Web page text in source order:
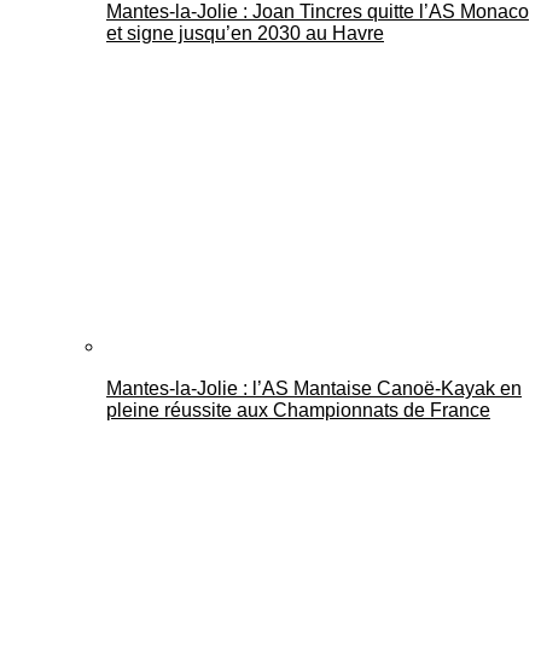
Mantes-la-Jolie : Joan Tincres quitte l’AS Monaco
et signe jusqu’en 2030 au Havre
Mantes-la-Jolie : l’AS Mantaise Canoë‑Kayak en
pleine réussite aux Championnats de France